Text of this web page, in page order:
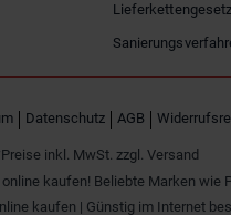
Lieferkettengesetz
Datenschutz AGB
inkl. MwSt. zzgl. Versand
kaufen! Beliebte Marken wie
kaufen | Günstig im Internet